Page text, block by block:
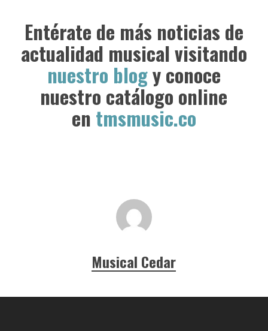
Entérate de más noticias de
actualidad musical visitando
nuestro blogy conoce
nuestro catálogo online
en tmsmusic.co
Musical Cedar